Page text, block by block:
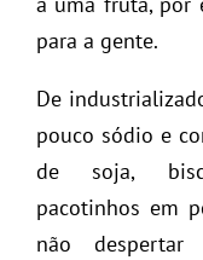
para a gente.
De
pouco sódio e
de soja,
pacotinhos em
não despertar